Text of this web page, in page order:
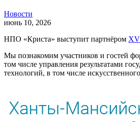
Новости
июнь 10, 2026
НПО «Криста» выступит партнёром
Мы познакомим участников и гостей
том числе управления результатами
технологий, в том числе